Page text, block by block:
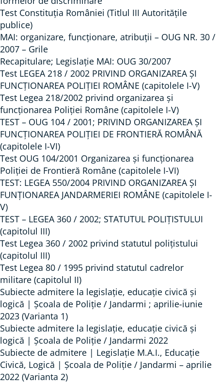
Test Constituția României (Titlul III Autorităţile
publice)
MAI: organizare, funcționare, atribuții – OUG NR. 30 /
2007 – Grile
Recapitulare; Legislație MAI: OUG 30/2007
Test LEGEA 218 / 2002 PRIVIND ORGANIZAREA ȘI
FUNCȚIONAREA POLIȚIEI ROMÂNE (capitolele I-V)
Test Legea 218/2002 privind organizarea și
funcționarea Poliției Române (capitolele I-V)
TEST – OUG 104 / 2001; PRIVIND ORGANIZAREA ȘI
FUNCȚIONAREA POLIȚIEI DE FRONTIERĂ ROMÂNĂ
(capitolele I-VI)
Test OUG 104/2001 Organizarea și funcționarea
Poliției de Frontieră Române (capitolele I-VI)
TEST: LEGEA 550/2004 PRIVIND ORGANIZAREA ȘI
FUNȚIONAREA JANDARMERIEI ROMÂNE (capitolele I-
V)
TEST – LEGEA 360 / 2002; STATUTUL POLIȚISTULUI
(capitolul III)
Test Legea 360 / 2002 privind statutul polițistului
(capitolul III)
Test Legea 80 / 1995 privind statutul cadrelor
militare (capitolul II)
Subiecte admitere la legislație, educație civică și
logică | Școala de Poliție / Jandarmi ; aprilie-iunie
2023 (Varianta 1)
Subiecte admitere la legislație, educație civică și
logică | Școala de Poliție / Jandarmi 2022
Subiecte de admitere | Legislație M.A.I., Educație
Civică, Logică | Școala de Poliție / Jandarmi – aprilie
2022 (Varianta 2)